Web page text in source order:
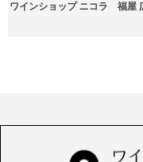
ワインショップ ニコラ 福屋